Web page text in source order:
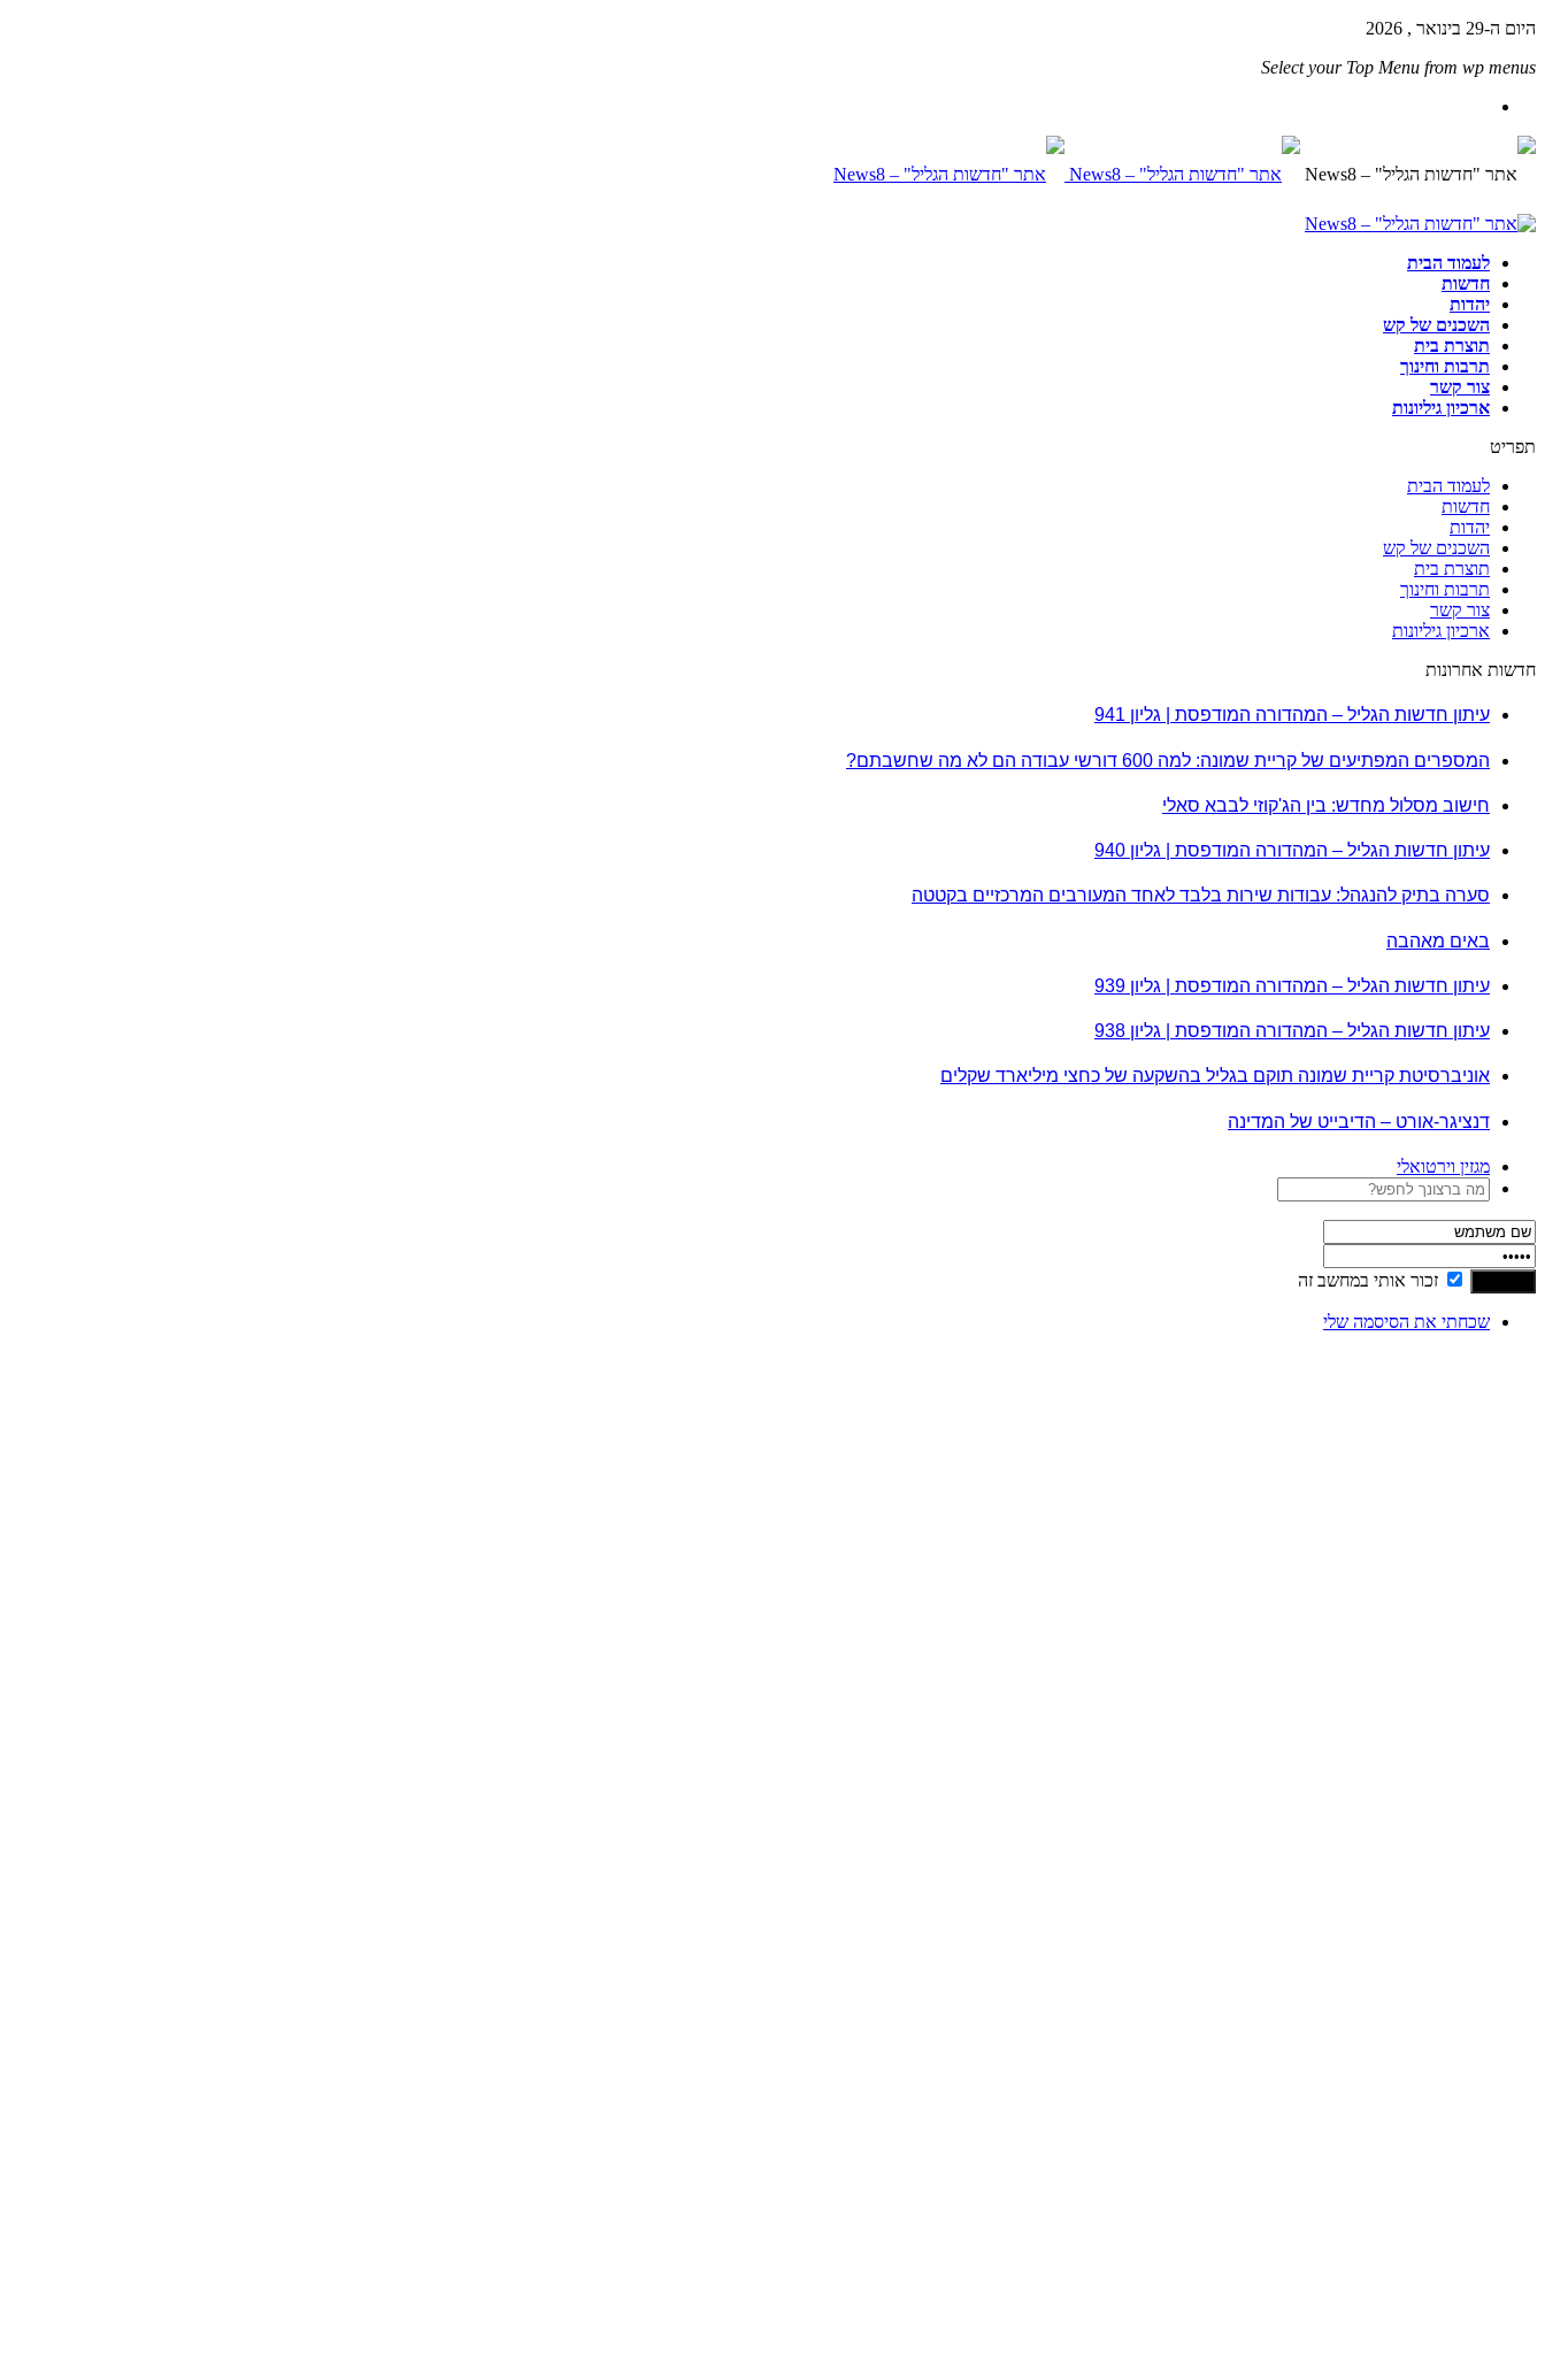
היום ה-29 בינואר , 2026
Select your Top Menu from wp menus
לעמוד הבית
חדשות
יהדות
השכנים של קש
תוצרת בית
תרבות וחינוך
צור קשר
ארכיון גיליונות
תפריט
לעמוד הבית
חדשות
יהדות
השכנים של קש
תוצרת בית
תרבות וחינוך
צור קשר
ארכיון גיליונות
חדשות אחרונות
עיתון חדשות הגליל – המהדורה המודפסת | גליון 941
המספרים המפתיעים של קריית שמונה: למה 600 דורשי עבודה הם לא מה שחשבתם?
חישוב מסלול מחדש: בין הג'קוזי לבבא סאלי
עיתון חדשות הגליל – המהדורה המודפסת | גליון 940
סערה בתיק להנגהל: עבודות שירות בלבד לאחד המעורבים המרכזיים בקטטה
באים מאהבה
עיתון חדשות הגליל – המהדורה המודפסת | גליון 939
עיתון חדשות הגליל – המהדורה המודפסת | גליון 938
אוניברסיטת קריית שמונה תוקם בגליל בהשקעה של כחצי מיליארד שקלים
דנציגר-אורט – הדיבייט של המדינה
מגזין וירטואלי
זכור אותי במחשב זה
שכחתי את הסיסמה שלי